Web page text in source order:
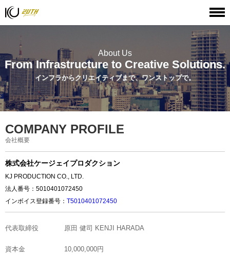
HOME 会社概要
About Us
From Infrastructure to Creative Solutions.
インフラからクリエイティブまで、ワンストップで。
COMPANY PROFILE
会社概要
株式会社ケージェイプロダクション
KJ PRODUCTION CO., LTD.
法人番号：5010401072450
インボイス登録番号： T5010401072450
代表取締役 原田 健司 KENJI HARADA
資本金 10,000,000円